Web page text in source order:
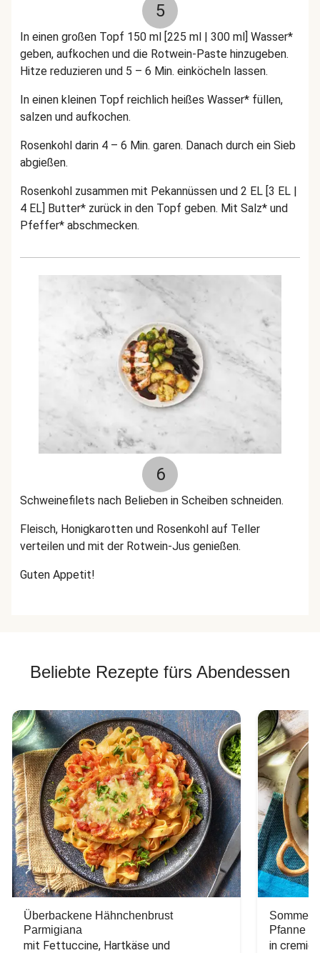
5
In einen großen Topf 150 ml [225 ml | 300 ml] Wasser*
geben, aufkochen und die Rotwein-Paste hinzugeben.
Hitze reduzieren und 5 – 6 Min. einköcheln lassen.
In einen kleinen Topf reichlich heißes Wasser* füllen,
salzen und aufkochen.
Rosenkohl darin 4 – 6 Min. garen. Danach durch ein Sieb
abgießen.
Rosenkohl zusammen mit Pekannüssen und 2 EL [3 EL |
4 EL] Butter* zurück in den Topf geben. Mit Salz* und
Pfeffer* abschmecken.
6
Schweinefilets nach Belieben in Scheiben schneiden.
Fleisch, Honigkarotten und Rosenkohl auf Teller
verteilen und mit der Rotwein-Jus genießen.
Guten Appetit!
Beliebte Rezepte fürs Abendessen
Überbackene Hähnchenbrust
Parmigiana
mit Fettuccine, Hartkäse und
Pfanne
in